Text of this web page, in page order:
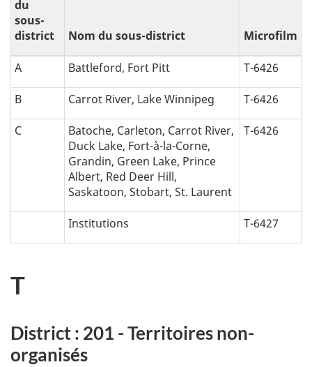
du
sous-
district
Nom du sous-district Microfilm
A Battleford, Fort Pitt T-6426
B Carrot River, Lake Winnipeg T-6426
C
Batoche, Carleton, Carrot River,
Duck Lake, Fort-à-la-Corne,
Grandin, Green Lake, Prince
Albert, Red Deer Hill,
Saskatoon, Stobart, St. Laurent
T-6426
Institutions T-6427
T
District : 201 - Territoires non-
organisés